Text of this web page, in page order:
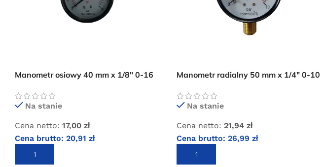
Manometr osiowy 40 mm x 1/8″ 0-16
Na stanie
Cena netto: 17,00 zł
Cena brutto: 20,91 zł
DODAJ DO KOSZYKA
Manometr radialny 50 mm x 1/4″ 0-10
Na stanie
Cena netto: 21,94zł
Cena brutto:26,99zł
DODAJ DO KOSZYKA